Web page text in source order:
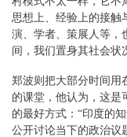
思想上、经验上的接触
演、学者、策展人等，
间，我们置身其社会状
郑波则把大部分时间用
的课堂，他认为，这是
的最好方式：“印度的
公开讨论当下的政治议